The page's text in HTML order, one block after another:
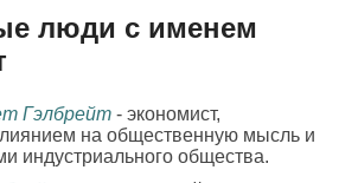
люди с именем
Гэлбрейт - экономист,
на общественную мысль и
индустриального общества.